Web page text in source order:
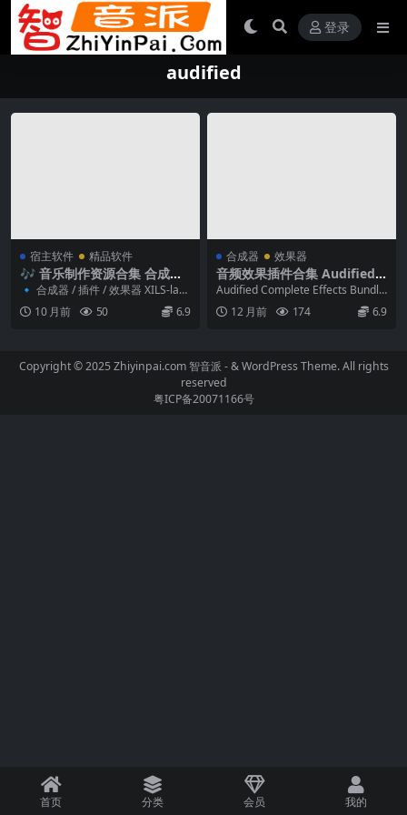
登录
audified
宿主软件 精品软件
🎶 音乐制作资源合集 合成器
/ 插件 / 效果器 音源库 / KON
TAKT / 扩展 采样包 / Loop &
One-Shot等
🔹 合成器 / 插件 / 效果器 XILS-lab
Organic Sounds...
10 月前 50 6.9
合成器 效果器
音频效果插件合集 Audified C
omplete Effects Bundle v2
025.6.16-TeamCubeadooby
Audified Complete Effects Bundle
v2025.6...
12 月前 174 6.9
Copyright © 2025 Zhiyinpai.com智音派 - & WordPress Theme. All rights
reserved
粤ICP备20071166号
首页 分类 会员 我的